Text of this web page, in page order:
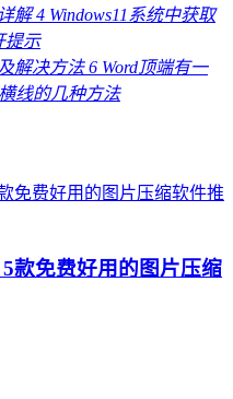
解 4 Windows11系统中获取
提示
解决方法 6 Word顶端有一
线的几种方法
款免费好用的图片压缩